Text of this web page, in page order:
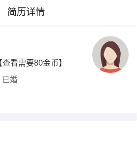
简历详情
查看需要80金币】
已婚